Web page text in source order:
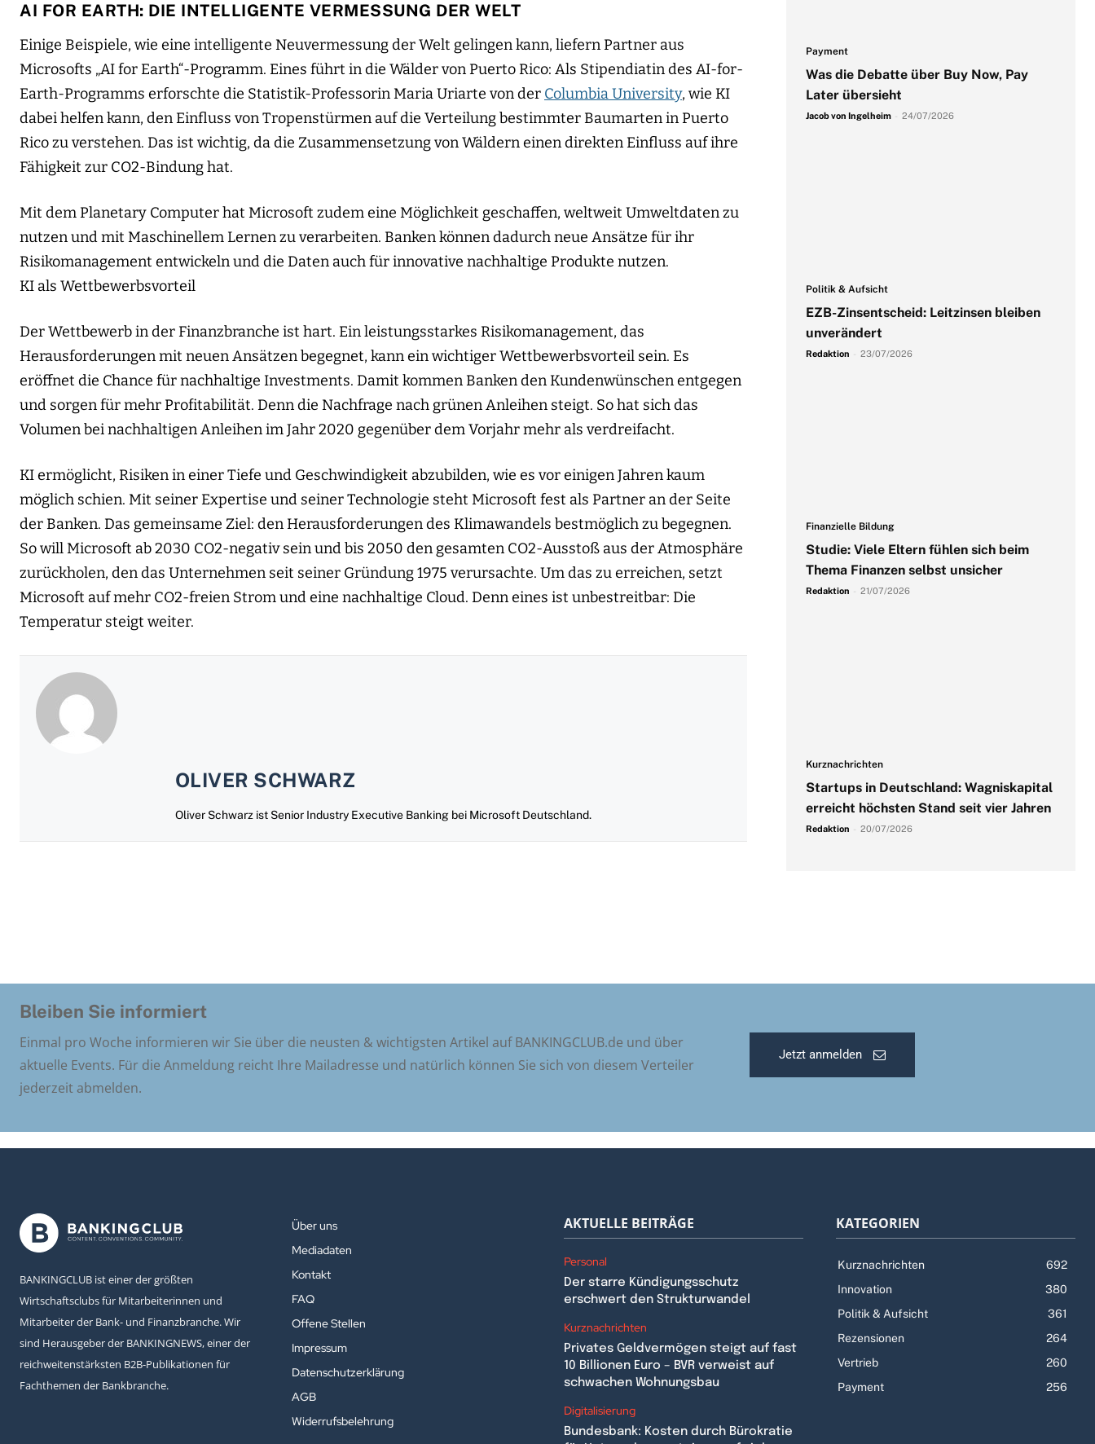
AI FOR EARTH: DIE INTELLIGENTE VERMESSUNG DER WELT
Einige Beispiele, wie eine intelligente Neuvermessung der Welt gelingen kann, liefern Partner aus
Microsofts „AI for Earth“-Programm. Eines führt in die Wälder von Puerto Rico: Als Stipendiatin des AI-for-
Earth-Programms erforschte die Statistik-Professorin Maria Uriarte von der Columbia University, wie KI
dabei helfen kann, den Einfluss von Tropenstürmen auf die Verteilung bestimmter Baumarten in Puerto
Rico zu verstehen. Das ist wichtig, da die Zusammensetzung von Wäldern einen direkten Einfluss auf ihre
Fähigkeit zur CO2-Bindung hat.
Mit dem Planetary Computer hat Microsoft zudem eine Möglichkeit geschaffen, weltweit Umweltdaten zu
nutzen und mit Maschinellem Lernen zu verarbeiten. Banken können dadurch neue Ansätze für ihr
Risikomanagement entwickeln und die Daten auch für innovative nachhaltige Produkte nutzen.
KI als Wettbewerbsvorteil
Der Wettbewerb in der Finanzbranche ist hart. Ein leistungsstarkes Risikomanagement, das
Herausforderungen mit neuen Ansätzen begegnet, kann ein wichtiger Wettbewerbsvorteil sein. Es
eröffnet die Chance für nachhaltige Investments. Damit kommen Banken den Kundenwünschen entgegen
und sorgen für mehr Profitabilität. Denn die Nachfrage nach grünen Anleihen steigt. So hat sich das
Volumen bei nachhaltigen Anleihen im Jahr 2020 gegenüber dem Vorjahr mehr als verdreifacht.
KI ermöglicht, Risiken in einer Tiefe und Geschwindigkeit abzubilden, wie es vor einigen Jahren kaum
möglich schien. Mit seiner Expertise und seiner Technologie steht Microsoft fest als Partner an der Seite
der Banken. Das gemeinsame Ziel: den Herausforderungen des Klimawandels bestmöglich zu begegnen.
So will Microsoft ab 2030 CO2-negativ sein und bis 2050 den gesamten CO2-Ausstoß aus der Atmosphäre
zurückholen, den das Unternehmen seit seiner Gründung 1975 verursachte. Um das zu erreichen, setzt
Microsoft auf mehr CO2-freien Strom und eine nachhaltige Cloud. Denn eines ist unbestreitbar: Die
Temperatur steigt weiter.
OLIVER SCHWARZ
Oliver Schwarz ist Senior Industry Executive Banking bei Microsoft Deutschland.
Payment
Was die Debatte über Buy Now, Pay
Later übersieht
Jacob von Ingelheim 24/07/2026
Politik & Aufsicht
EZB-Zinsentscheid: Leitzinsen bleiben
unverändert
Redaktion 23/07/2026
Finanzielle Bildung
Studie: Viele Eltern fühlen sich beim
Thema Finanzen selbst unsicher
Redaktion 21/07/2026
Kurznachrichten
Startups in Deutschland: Wagniskapital
erreicht höchsten Stand seit vier Jahren
Redaktion 20/07/2026
Bleiben Sie informiert
Einmal pro Woche informieren wir Sie über die neusten & wichtigsten Artikel auf BANKINGCLUB.de und über
aktuelle Events. Für die Anmeldung reicht Ihre Mailadresse und natürlich können Sie sich von diesem Verteiler
jederzeit abmelden.
Jetzt anmelden
BANKINGCLUB ist einer der größten
Wirtschaftsclubs für Mitarbeiterinnen und
Mitarbeiter der Bank- und Finanzbranche. Wir
sind Herausgeber der BANKINGNEWS, einer der
reichweitenstärksten B2B-Publikationen für
Fachthemen der Bankbranche.
Über uns
Mediadaten
Kontakt
FAQ
Offene Stellen
Impressum
Datenschutzerklärung
AGB
Widerrufsbelehrung
AKTUELLE BEITRÄGE
Personal
Der starre Kündigungsschutz
erschwert den Strukturwandel
Kurznachrichten
Privates Geldvermögen steigt auf fast
10 Billionen Euro – BVR verweist auf
schwachen Wohnungsbau
Digitalisierung
Bundesbank: Kosten durch Bürokratie
KATEGORIEN
Kurznachrichten
692
Innovation
380
Politik & Aufsicht
361
Rezensionen
264
Vertrieb
260
Payment
256